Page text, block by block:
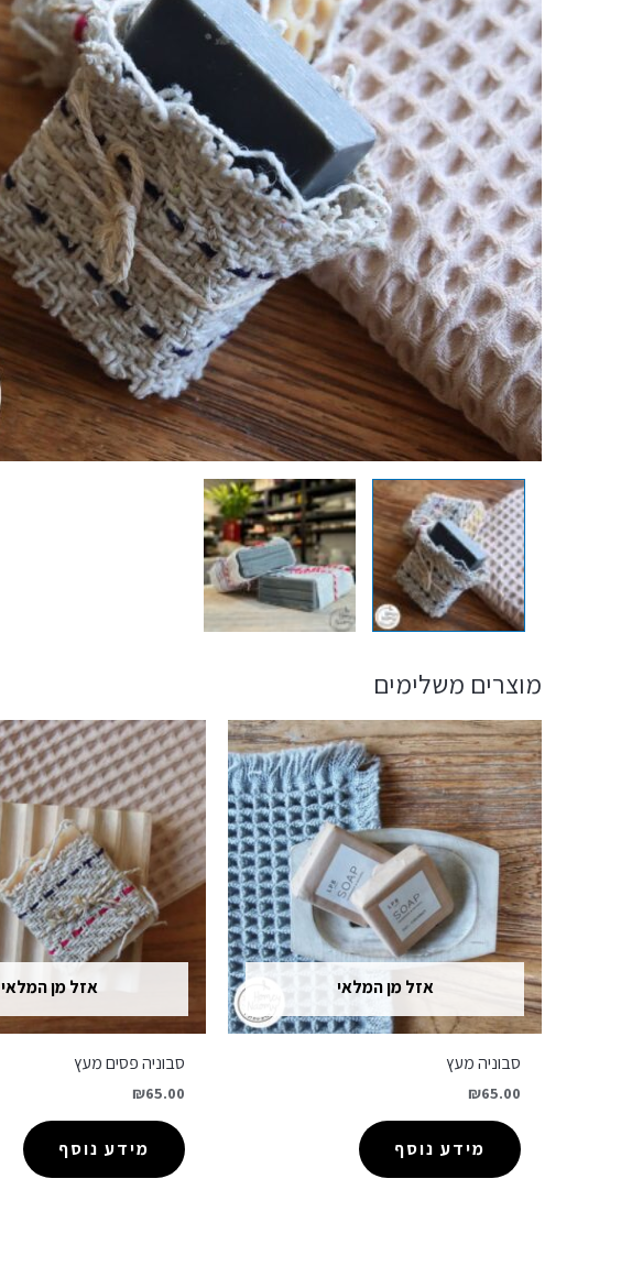
מוצרים משלימים
אזל מן המלאי
סבוניה מעץ
₪65.00
מידע נוסף
אזל מן המלאי
סבוניה פסים מעץ
₪65.00
מידע נוסף